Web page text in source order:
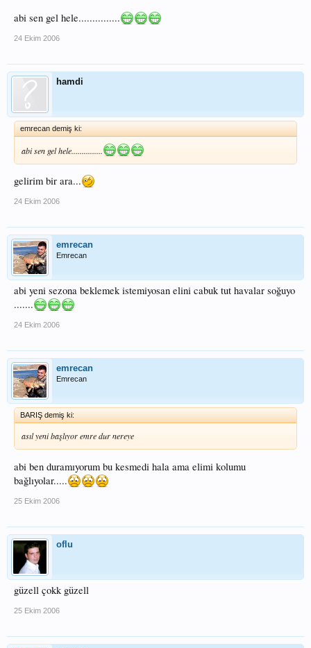
abi sen gel hele...............
24 Ekim 2006
hamdi
emrecan demiş ki:
abi sen gel hele...............
gelirim bir ara...
24 Ekim 2006
emrecan
Emrecan
abi yeni sezona beklemek istemiyosan elini cabuk tut havalar soğuyo
.......
24 Ekim 2006
emrecan
Emrecan
BARIŞ demiş ki:
asıl yeni başlıyor emre dur nereye
abi ben duramıyorum bu kesmedi hala ama elimi kolumu
bağlıyolar.....
25 Ekim 2006
oflu
güzell çokk güzell
25 Ekim 2006